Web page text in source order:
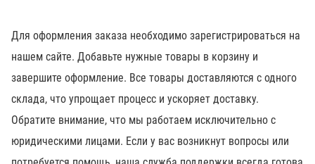
Для оформления заказа необходимо зарегистрироваться на
нашем сайте. Добавьте нужные товары в корзину и
завершите оформление. Все товары доставляются с одного
склада, что упрощает процесс и ускоряет доставку.
Обратите внимание, что мы работаем исключительно с
юридическими лицами. Если у вас возникнут вопросы или